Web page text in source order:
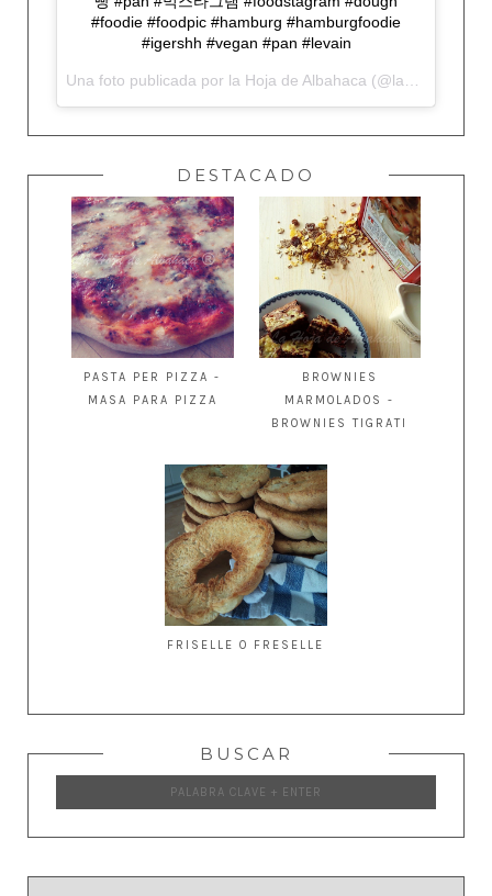
#foodie #foodpic #hamburg #hamburgfoodie
#igershh #vegan #pan #levain
DESTACADO
PASTA PER PIZZA -
MASA PARA PIZZA
BROWNIES
MARMOLADOS -
BROWNIES TIGRATI
FRISELLE O FRESELLE
BUSCAR